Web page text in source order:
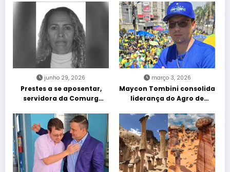
junho 29, 2026
Prestes a se aposentar,
servidora da Comurg
entra em protocolo de
morte encefálica
março 3, 2026
Maycon Tombini consolida
liderança do Agro de
“Acorda Brasil” em Goiânia